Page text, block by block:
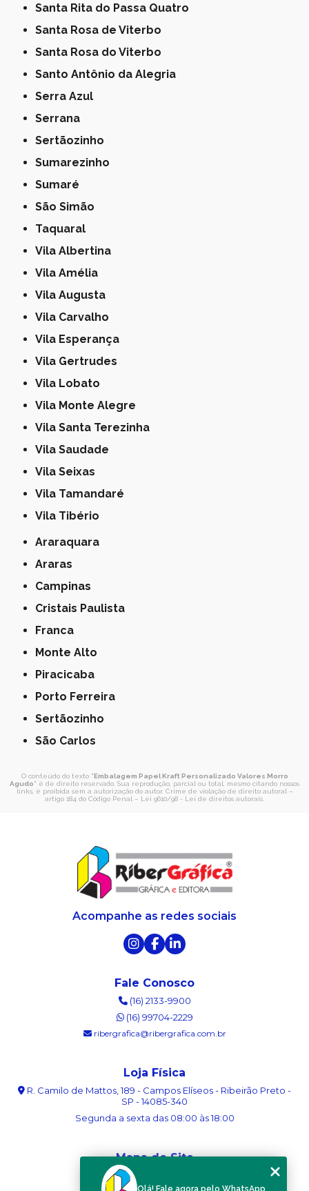
Santa Rita do Passa Quatro
Santa Rosa de Viterbo
Santa Rosa do Viterbo
Santo Antônio da Alegria
Serra Azul
Serrana
Sertãozinho
Sumarezinho
Sumaré
São Simão
Taquaral
Vila Albertina
Vila Amélia
Vila Augusta
Vila Carvalho
Vila Esperança
Vila Gertrudes
Vila Lobato
Vila Monte Alegre
Vila Santa Terezinha
Vila Saudade
Vila Seixas
Vila Tamandaré
Vila Tibério
Araraquara
Araras
Campinas
Cristais Paulista
Franca
Monte Alto
Piracicaba
Porto Ferreira
Sertãozinho
São Carlos
O conteúdo do texto "Embalagem Papel Kraft Personalizado Valores Morro
Agudo" é de direito reservado. Sua reprodução, parcial ou total, mesmo citando nossos
links, é proibida sem a autorização do autor. Crime de violação de direito autoral –
artigo 184 do Código Penal – Lei 9610/98 - Lei de direitos autorais
Acompanhe as redes sociais
Fale Conosco
(16) 2133-9900
(16) 99704-2229
ribergrafica@ribergrafica.com.br
Loja Física
R. Camilo de Mattos, 189 - Campos Elíseos - Ribeirão Preto -
SP - 14085-340
Segunda a sexta das 08:00 às 18:00
Mapa do Site